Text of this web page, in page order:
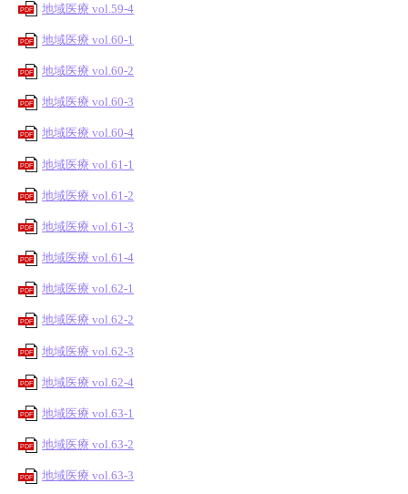
地域医療 vol.59-4
PDF
地域医療 vol.60-1
PDF
地域医療 vol.60-2
PDF
地域医療 vol.60-3
PDF
地域医療 vol.60-4
PDF
地域医療 vol.61-1
PDF
地域医療 vol.61-2
PDF
地域医療 vol.61-3
PDF
地域医療 vol.61-4
PDF
地域医療 vol.62-1
PDF
地域医療 vol.62-2
PDF
地域医療 vol.62-3
PDF
地域医療 vol.62-4
PDF
地域医療 vol.63-1
PDF
地域医療 vol.63-2
PDF
地域医療 vol.63-3
PDF